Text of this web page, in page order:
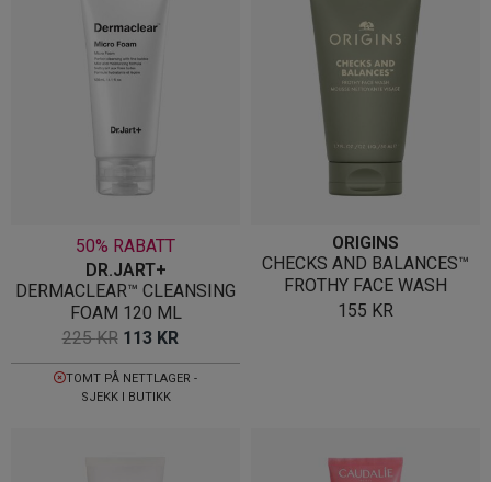
50% RABATT
DR.JART+
DERMACLEAR™ CLEANSING
FOAM 120 ML
225KR OPPRINNELIG
PRIS
VAR:
113 KR
PRIS
TOMT PÅ NETTLAGER -
SJEKK I BUTIKK
ORIGINS
CHECKS AND BALANCES™
FROTHY FACE WASH
155 KR